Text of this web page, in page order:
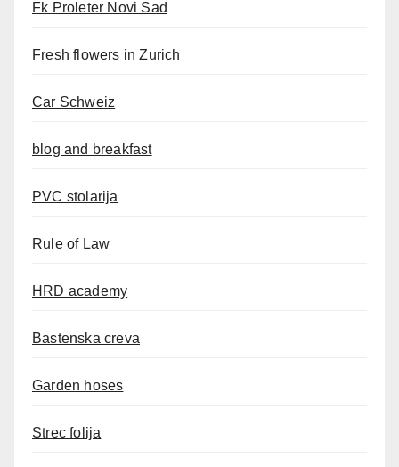
Fk Proleter Novi Sad
Fresh flowers in Zurich
Car Schweiz
blog and breakfast
PVC stolarija
Rule of Law
HRD academy
Bastenska creva
Garden hoses
Strec folija